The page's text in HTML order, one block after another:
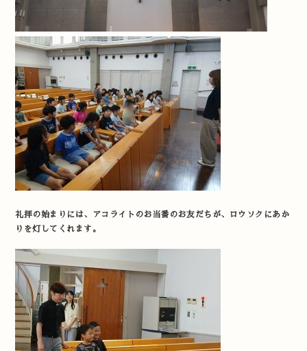
礼拝の始まりには、アコライトのお当番のお友だちが、ロウソクにあか
りを灯してくれます。